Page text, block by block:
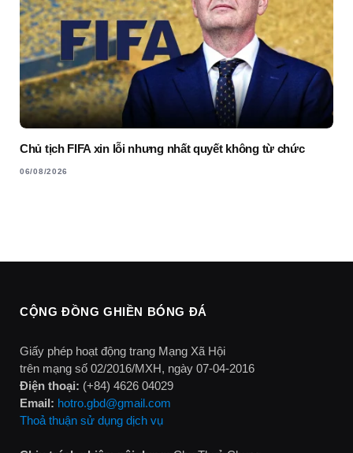
Chủ tịch FIFA xin lỗi nhưng nhất quyết không từ chức
06/08/2026
CỘNG ĐỒNG GHIỀN BÓNG ĐÁ
Giấy phép hoạt động trang Mạng Xã Hội
trên mạng số 02/2016/MXH, ngày 07-04-2016
Điện thoại: (+84) 4626 04029
Email: hotro.gbd@gmail.com
Thoả thuận sử dụng dịch vụ